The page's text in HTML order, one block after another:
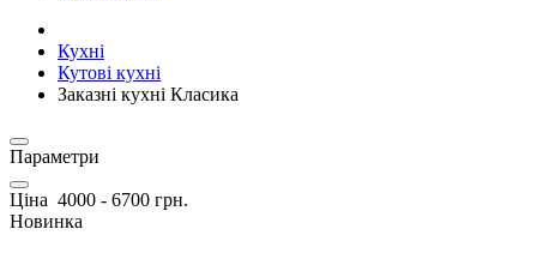
Кухні
Кутові кухні
Заказні кухні Класика
Параметри
Ціна 4000 - 6700 грн.
Новинка